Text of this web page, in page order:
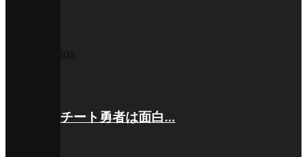
チート勇者は面白…